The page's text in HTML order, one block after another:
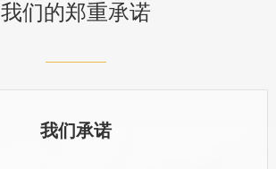
我们的郑重承诺
我们承诺